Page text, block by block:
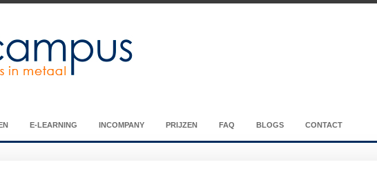
E-LEARNING INCOMPANY PRIJZEN FAQ BLOGS CONTACT